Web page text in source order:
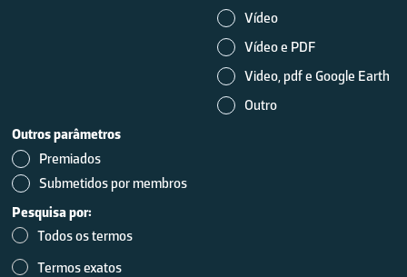
Vídeo
Vídeo e PDF
Video, pdf e Google Earth
Outro
Outros parâmetros
Premiados
Submetidos por membros
Pesquisa por:
Todos os termos
Termos exatos